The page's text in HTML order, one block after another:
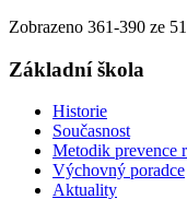
Zobrazeno 361-390 ze
Základní škola
Historie
Současnost
Metodik prevence
Výchovný poradce
Aktuality